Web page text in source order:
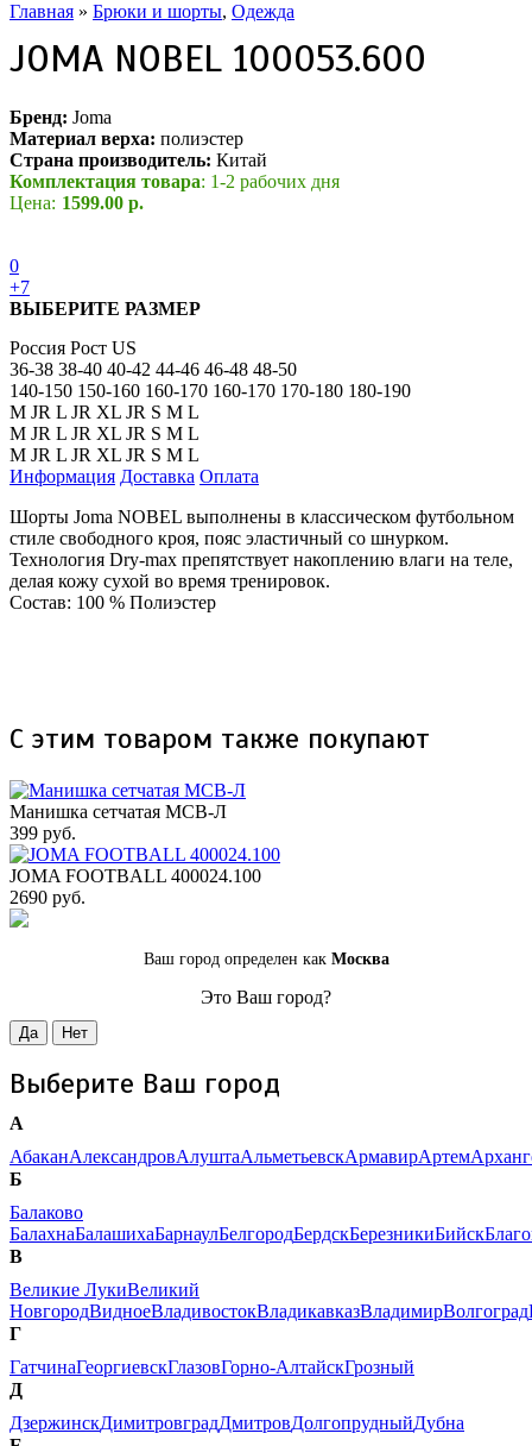
Главная » Брюки и шорты, Одежда
JOMA NOBEL 100053.600
Бренд: Joma
Материал верха: полиэстер
Страна производитель: Китай
Комплектация товара: 1-2 рабочих дня
Цена: 1599.00 р.
0
+7
ВЫБЕРИТЕ РАЗМЕР
Россия Рост US
36-38 38-40 40-42 44-46 46-48 48-50
140-150 150-160 160-170 160-170 170-180 180-190
M JR L JR XL JR S M L
M JR L JR XL JR S M L
M JR L JR XL JR S M L
Информация Доставка Оплата
Шорты Joma NOBEL выполнены в классическом футбольном
стиле свободного кроя, пояс эластичный со шнурком.
Технология Dry-max препятствует накоплению влаги на теле,
делая кожу сухой во время тренировок.
Состав: 100 % Полиэстер
С этим товаром также покупают
Манишка сетчатая МСВ-Л
399 руб.
JOMA FOOTBALL 400024.100
2690 руб.
Ваш город определен как Москва
Это Ваш город?
Да Нет
Выберите Ваш город
А
АбаканАлександровАлуштаАльметьевскАрмавирАртем
Б
Балаково
БалахнаБалашихаБарнаулБелгородБердскБерезникиБийск
В
Великие ЛукиВеликий
НовгородВидноеВладивостокВладикавказВладимирВолгоград
Г
ГатчинаГеоргиевскГлазовГорно-АлтайскГрозный
Д
ДзержинскДимитровградДмитровДолгопрудныйДубна